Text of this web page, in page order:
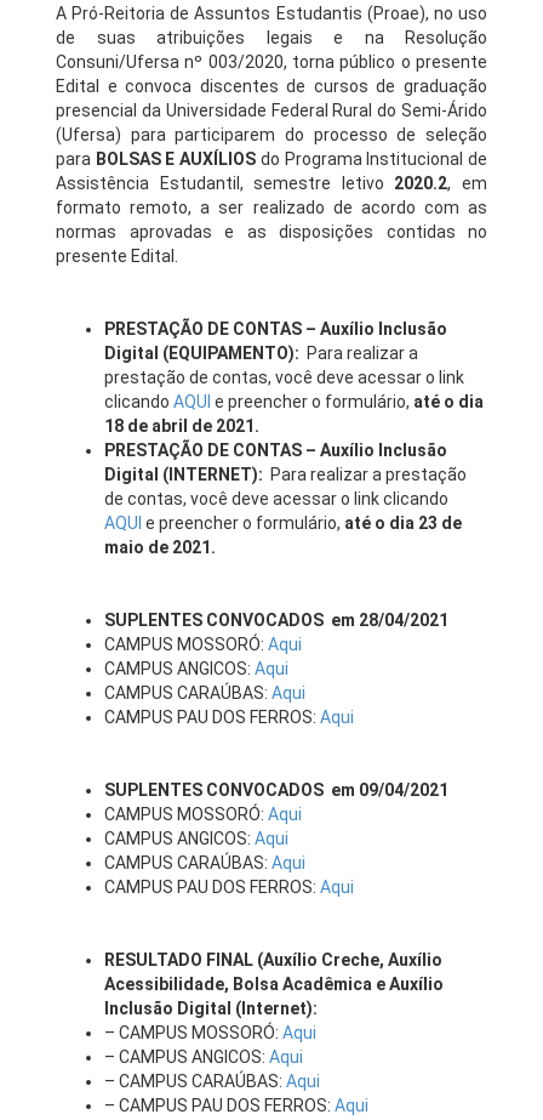
A Pró-Reitoria de Assuntos Estudantis (Proae), no uso
de suas atribuições legais e na Resolução
Consuni/Ufersa nº 003/2020, torna público o presente
Edital e convoca discentes de cursos de graduação
presencial da Universidade Federal Rural do Semi-Árido
(Ufersa) para participarem do processo de seleção
para BOLSAS E AUXÍLIOS do Programa Institucional de
Assistência Estudantil, semestre letivo 2020.2, em
formato remoto, a ser realizado de acordo com as
normas aprovadas e as disposições contidas no
presente Edital.
PRESTAÇÃO DE CONTAS – Auxílio Inclusão
Digital (EQUIPAMENTO): Para realizar a
prestação de contas, você deve acessar o link
clicando AQUI e preencher o formulário, até o dia
18 de abril de 2021.
PRESTAÇÃO DE CONTAS – Auxílio Inclusão
Digital (INTERNET): Para realizar a prestação
de contas, você deve acessar o link clicando
AQUI e preencher o formulário, até o dia 23 de
maio de 2021.
SUPLENTES CONVOCADOS em 28/04/2021
CAMPUS MOSSORÓ: Aqui
CAMPUS ANGICOS: Aqui
CAMPUS CARAÚBAS: Aqui
CAMPUS PAU DOS FERROS: Aqui
SUPLENTES CONVOCADOS em 09/04/2021
CAMPUS MOSSORÓ: Aqui
CAMPUS ANGICOS: Aqui
CAMPUS CARAÚBAS: Aqui
CAMPUS PAU DOS FERROS: Aqui
RESULTADO FINAL (Auxílio Creche, Auxílio
Acessibilidade, Bolsa Acadêmica e Auxílio
Inclusão Digital (Internet):
– CAMPUS MOSSORÓ: Aqui
– CAMPUS ANGICOS: Aqui
– CAMPUS CARAÚBAS: Aqui
– CAMPUS PAU DOS FERROS: Aqui